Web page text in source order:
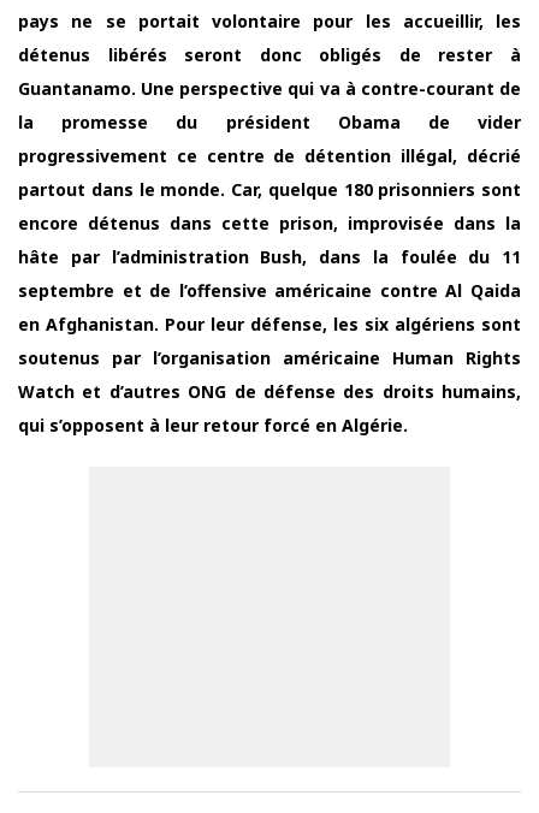
pays ne se portait volontaire pour les accueillir, les
détenus libérés seront donc obligés de rester à
Guantanamo. Une perspective qui va à contre-courant de
la promesse du président Obama de vider
progressivement ce centre de détention illégal, décrié
partout dans le monde. Car, quelque 180 prisonniers sont
encore détenus dans cette prison, improvisée dans la
hâte par l’administration Bush, dans la foulée du 11
septembre et de l’offensive américaine contre Al Qaida
en Afghanistan. Pour leur défense, les six algériens sont
soutenus par l’organisation américaine Human Rights
Watch et d’autres ONG de défense des droits humains,
qui s’opposent à leur retour forcé en Algérie.